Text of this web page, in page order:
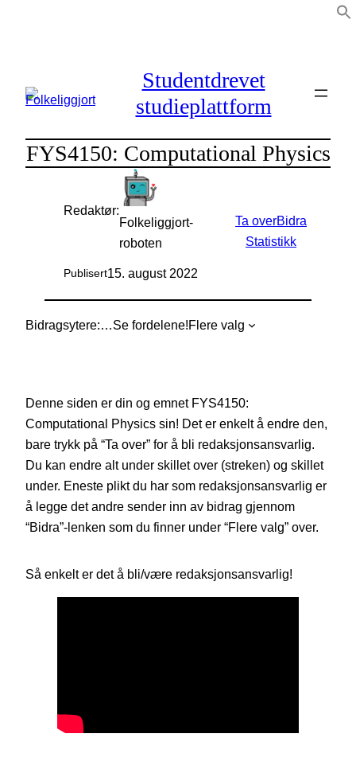
Studentdrevet
studieplattform
FYS4150: Computational Physics
Redaktør:
Folkeliggjort-
roboten
Publisert15. august 2022
Ta overBidra
Statistikk
Bidragsytere: Se fordelene!Flere valg
Denne siden er din og emnet FYS4150:
Computational Physics sin! Det er enkelt å endre den,
bare trykk på “Ta over” for å bli redaksjonsansvarlig.
Du kan endre alt under skillet over (streken) og skillet
under. Eneste plikt du har som redaksjonsansvarlig er
å legge det andre sender inn av bidrag gjennom
“Bidra”-lenken som du finner under “Flere valg” over.
Så enkelt er det å bli/være redaksjonsansvarlig!